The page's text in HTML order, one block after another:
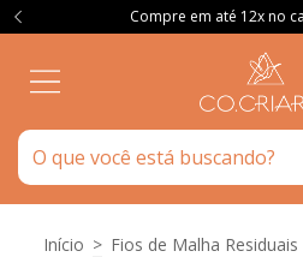
Compre em até 12x no
Início > Fios de Malha Residuais